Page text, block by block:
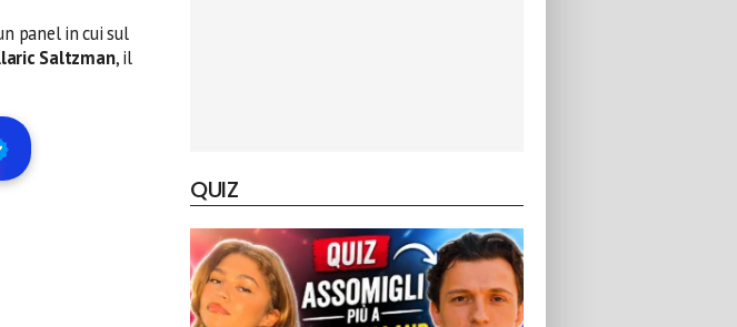
panel in cui sul
Saltzman, il
QUIZ